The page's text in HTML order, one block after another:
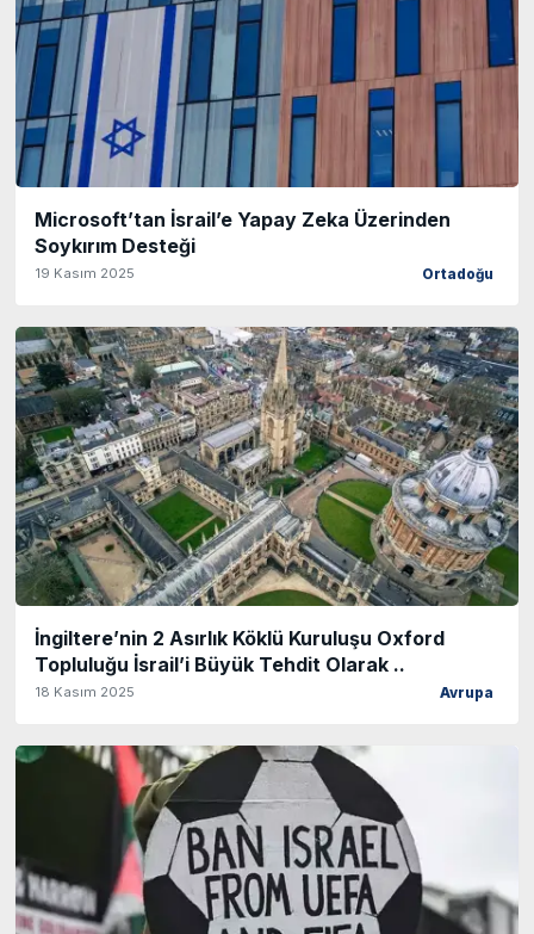
Microsoft’tan İsrail’e Yapay Zeka Üzerinden
Soykırım Desteği
19 Kasım 2025 Ortadoğu
İngiltere’nin 2 Asırlık Köklü Kuruluşu Oxford
Topluluğu İsrail’i Büyük Tehdit Olarak ..
18 Kasım 2025 Avrupa